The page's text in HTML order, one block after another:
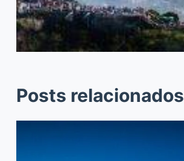
Posts relacionados